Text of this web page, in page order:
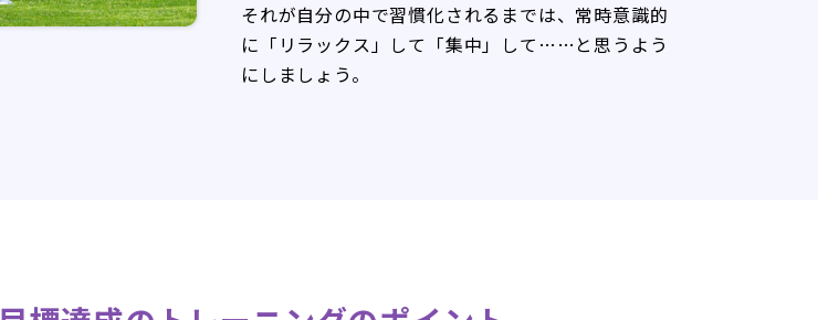
それが自分の中で習慣化されるまでは、常時意識的
に「リラックス」して「集中」して……と思うよう
にしましょう。